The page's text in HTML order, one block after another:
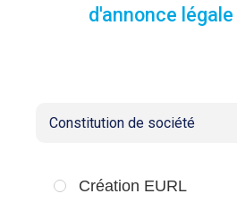
d'annonce
Création EURL